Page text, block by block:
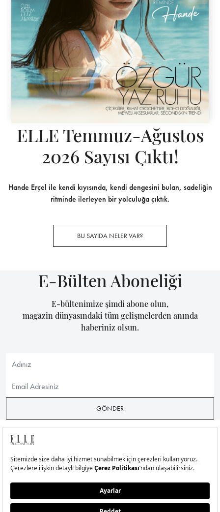
ELLE Temmuz-Ağustos
2026 Sayısı Çıktı!
Hande Erçel ile kendi kıyısında, kendi dengesini bulan, sadeliğin
ritminde ilerleyen bir yolculuğa çıktık.
BU SAYIDA NELER VAR?
E-Bülten Aboneliği
E-bültenimize şimdi abone olun,
magazin dünyasındaki tüm gelişmelerden anında
haberiniz olsun.
GÖNDER